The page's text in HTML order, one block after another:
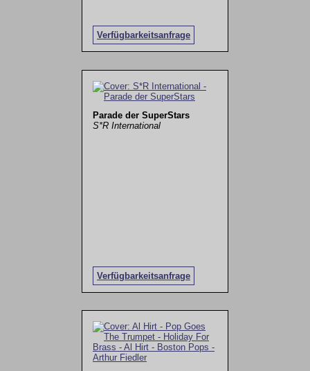
Verfügbarkeitsanfrage
Parade der SuperStars
S*R International
Verfügbarkeitsanfrage